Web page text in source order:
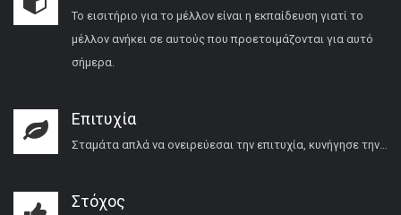
Το εισιτήριο για το μέλλον είναι η εκπαίδευση γιατί το
μέλλον ανήκει σε αυτούς που προετοιμάζονται για αυτό
σήμερα.
Επιτυχία
Σταμάτα απλά να ονειρεύεσαι την επιτυχία, κυνήγησε την…
Στόχος